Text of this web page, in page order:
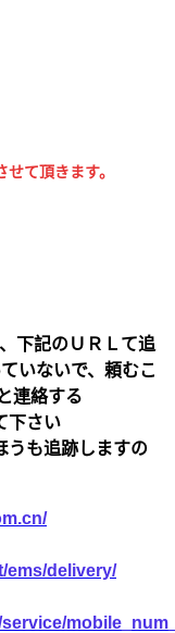
て頂きます。
下記のＵＲＬて追
いないで、頼むこ
連絡する
て下さい
うも追跡しますの
ems/delivery/